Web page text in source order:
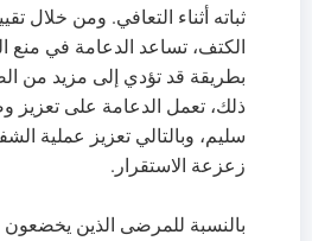
ثباته أثناء التعافي. ومن خلال
الكتف، تساعد الدعامة في منع
بطريقة قد تؤدي إلى مزيد من
ذلك، تعمل الدعامة على
سليم، وبالتالي تعزيز عملية
زعزعة الاستقرار.
بالنسبة للمرضى الذين يخضعون